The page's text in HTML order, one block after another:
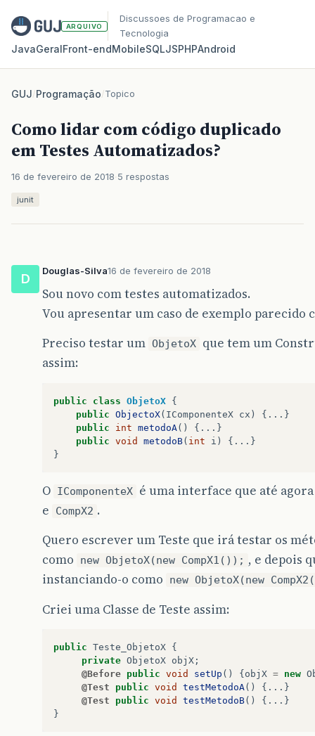
ARQUIVO
Discussoes de Programacao e
Tecnologia
JavaGeralFront‑endMobileSQLJSPHPAndroid
GUJ/Programação/Topico
Como lidar com código duplicado
em Testes Automatizados?
16 de fevereiro de 2018 5 respostas
junit
D
Douglas-Silva16 de fevereiro de 2018
Sou novo com testes automatizados.
Vou apresentar um caso de exemplo parecido
Preciso testar um ObjetoX que tem um
assim:
public class ObjetoX {
public ObjectoX( IComponenteX cx )
{...}
public
int metodoA()
{...}
public void metodoB( int i )
{...}
}
O IComponenteX é uma interface que até
e
CompX2 .
Quero escrever um Teste que irá testar os
como
new ObjetoX(new CompX1()); , e depois
instanciando-o como
new ObjetoX(new
Criei uma Classe de Teste assim:
public Teste_ObjetoX {
private ObjetoX objX ;
@Before public void setUp () { objX = new
@Test
public void testMetodoA()
{...}
@Test
public void testMetodoB()
{...}
}